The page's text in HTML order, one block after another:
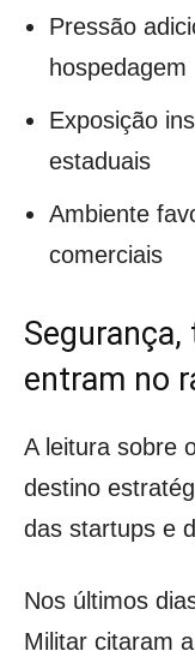
Pressão
hospedagem
Exposição
estaduais
Ambiente
comerciais
entram no
A leitura sobre
destino
das startups e
Nos últimos
Militar citaram